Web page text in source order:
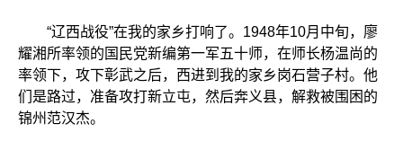
“辽西战役”在我的家乡打响了。1948年10月中旬，廖
耀湘所率领的国民党新编第一军五十师，在师长杨温尚的
率领下，攻下彰武之后，西进到我的家乡岗石营子村。他
们是路过，准备攻打新立屯，然后奔义县，解救被围困的
锦州范汉杰。